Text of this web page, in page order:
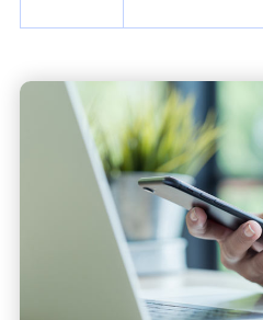
発売スケジュール
みずほ銀行について